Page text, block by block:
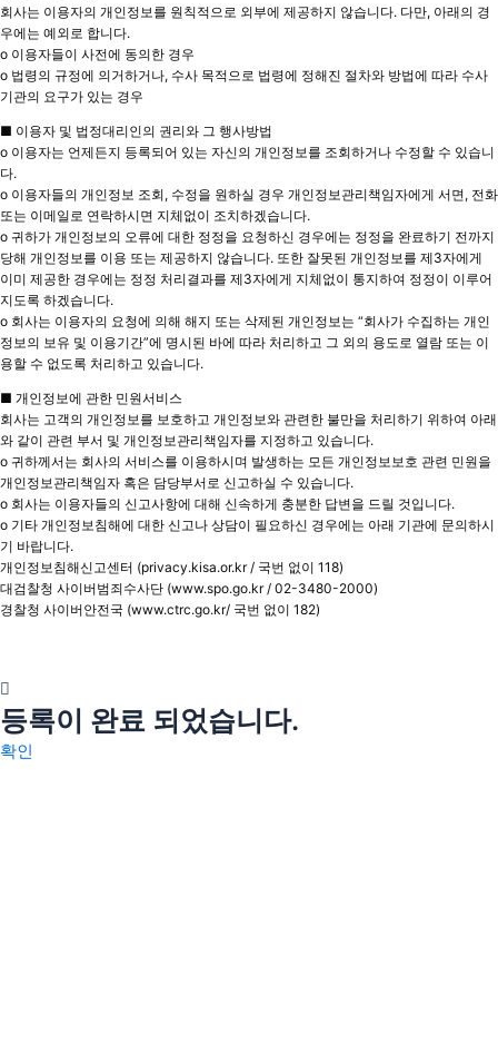
회사는 이용자의 개인정보를 원칙적으로 외부에 제공하지 않습니다. 다만, 아래의 경
우에는 예외로 합니다.
o 이용자들이 사전에 동의한 경우
o 법령의 규정에 의거하거나, 수사 목적으로 법령에 정해진 절차와 방법에 따라 수사
기관의 요구가 있는 경우
■ 이용자 및 법정대리인의 권리와 그 행사방법
o 이용자는 언제든지 등록되어 있는 자신의 개인정보를 조회하거나 수정할 수 있습니
다.
o 이용자들의 개인정보 조회, 수정을 원하실 경우 개인정보관리책임자에게 서면, 전화
또는 이메일로 연락하시면 지체없이 조치하겠습니다.
o 귀하가 개인정보의 오류에 대한 정정을 요청하신 경우에는 정정을 완료하기 전까지
당해 개인정보를 이용 또는 제공하지 않습니다. 또한 잘못된 개인정보를 제3자에게
이미 제공한 경우에는 정정 처리결과를 제3자에게 지체없이 통지하여 정정이 이루어
지도록 하겠습니다.
o 회사는 이용자의 요청에 의해 해지 또는 삭제된 개인정보는 “회사가 수집하는 개인
정보의 보유 및 이용기간”에 명시된 바에 따라 처리하고 그 외의 용도로 열람 또는 이
용할 수 없도록 처리하고 있습니다.
■ 개인정보에 관한 민원서비스
회사는 고객의 개인정보를 보호하고 개인정보와 관련한 불만을 처리하기 위하여 아래
와 같이 관련 부서 및 개인정보관리책임자를 지정하고 있습니다.
o 귀하께서는 회사의 서비스를 이용하시며 발생하는 모든 개인정보보호 관련 민원을
개인정보관리책임자 혹은 담당부서로 신고하실 수 있습니다.
o 회사는 이용자들의 신고사항에 대해 신속하게 충분한 답변을 드릴 것입니다.
o 기타 개인정보침해에 대한 신고나 상담이 필요하신 경우에는 아래 기관에 문의하시
기 바랍니다.
개인정보침해신고센터 (privacy.kisa.or.kr / 국번 없이 118)
대검찰청 사이버범죄수사단 (www.spo.go.kr / 02-3480-2000)
경찰청 사이버안전국 (www.ctrc.go.kr/ 국번 없이 182)
등록이 완료 되었습니다.
확인